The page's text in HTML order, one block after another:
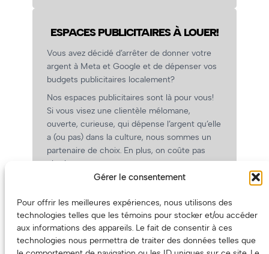
Gérer le consentement
Pour offrir les meilleures expériences, nous utilisons des
technologies telles que les témoins pour stocker et/ou accéder
aux informations des appareils. Le fait de consentir à ces
technologies nous permettra de traiter des données telles que
ESPACES PUBLICITAIRES À LOUER!
Vous avez décidé d’arrêter de donner votre
argent à Meta et Google et de dépenser vos
budgets publicitaires localement?
Nos espaces publicitaires sont là pour vous!
Si vous visez une clientèle mélomane,
ouverte, curieuse, qui dépense l’argent qu’elle
a (ou pas) dans la culture, nous sommes un
partenaire de choix. En plus, on coûte pas
cher!
On prépare une grille tarifaire intéressante et
(Oui, on va avoir des tarifs spéciaux pour
vous, les artistes!)